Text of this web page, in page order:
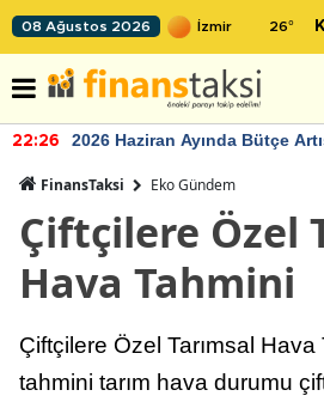
08 Ağustos 2026 26°
22:26 2026 Haziran Ayında Bütçe
FinansTaksi Eko Gündem
Çiftçilere Özel
Hava Tahmini
Çiftçilere Özel Tarımsal
tahmini tarım hava durumu